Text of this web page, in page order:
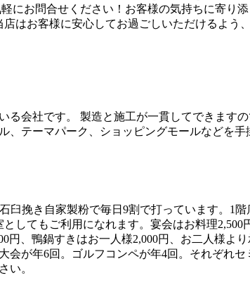
にお問合せください！お客様の気持ちに寄り
はお客様に安心してお過ごしいただけるよう
会社です。 製造と施工が一貫してできます
テーマパーク、ショッピングモールなどを手
挽き自家製粉で毎日9割で打っています。1
してもご利用になれます。宴会はお料理
円、鴨鍋すきはお一人様2,000円、お二人様
が年6回。ゴルフコンペが年4回。それぞれ
い。